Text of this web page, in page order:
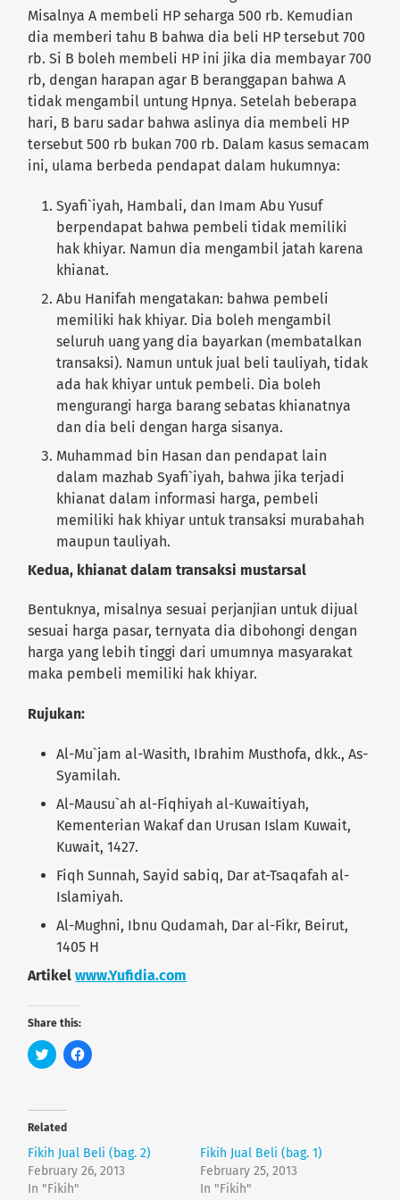
Misalnya A membeli HP seharga 500 rb. Kemudian
dia memberi tahu B bahwa dia beli HP tersebut 700
rb. Si B boleh membeli HP ini jika dia membayar 700
rb, dengan harapan agar B beranggapan bahwa A
tidak mengambil untung Hpnya. Setelah beberapa
hari, B baru sadar bahwa aslinya dia membeli HP
tersebut 500 rb bukan 700 rb. Dalam kasus semacam
ini, ulama berbeda pendapat dalam hukumnya:
Syafi`iyah, Hambali, dan Imam Abu Yusuf
berpendapat bahwa pembeli tidak memiliki
hak khiyar. Namun dia mengambil jatah karena
khianat.
Abu Hanifah mengatakan: bahwa pembeli
memiliki hak khiyar. Dia boleh mengambil
seluruh uang yang dia bayarkan (membatalkan
transaksi). Namun untuk jual beli tauliyah, tidak
ada hak khiyar untuk pembeli. Dia boleh
mengurangi harga barang sebatas khianatnya
dan dia beli dengan harga sisanya.
Muhammad bin Hasan dan pendapat lain
dalam mazhab Syafi`iyah, bahwa jika terjadi
khianat dalam informasi harga, pembeli
memiliki hak khiyar untuk transaksi murabahah
maupun tauliyah.
Kedua, khianat dalam transaksi mustarsal
Bentuknya, misalnya sesuai perjanjian untuk dijual
sesuai harga pasar, ternyata dia dibohongi dengan
harga yang lebih tinggi dari umumnya masyarakat
maka pembeli memiliki hak khiyar.
Rujukan:
Al-Mu`jam al-Wasith, Ibrahim Musthofa, dkk., As-
Syamilah.
Al-Mausu`ah al-Fiqhiyah al-Kuwaitiyah,
Kementerian Wakaf dan Urusan Islam Kuwait,
Kuwait, 1427.
Fiqh Sunnah, Sayid sabiq, Dar at-Tsaqafah al-
Islamiyah.
Al-Mughni, Ibnu Qudamah, Dar al-Fikr, Beirut,
1405 H
Artikelwww.Yufidia.com
Share this:
C
l
t
o
s
a
r
e
o
C
l
h
a
r
e
Related
Fikih Jual Beli (bag. 2)
February 26, 2013
In "Fikih"
Fikih Jual Beli (bag. 1)
February 25, 2013
In "Fikih"